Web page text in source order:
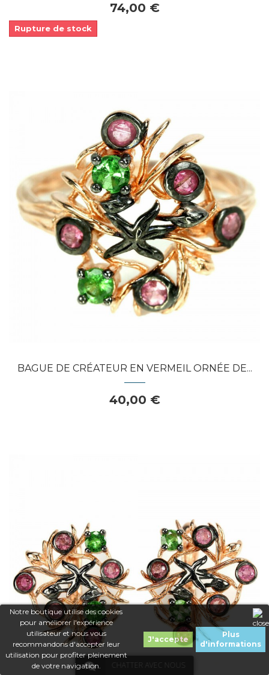
Notre boutique utilise des cookies
pour améliorer l'expérience
utilisateur et nous vous
recommandons d'accepter leur
utilisation pour profiter pleinement
de votre navigation.
J'accepte
Plus
d'informations
74,00 €
Rupture de stock
APERÇU RAPIDE
BAGUE DE CRÉATEUR EN VERMEIL ORNÉE DE...
40,00 €
Dans mon panier
APERÇU RAPIDE
CHATTER AVEC NOUS